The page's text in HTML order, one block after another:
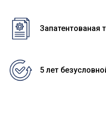
Запатентованая
5 лет